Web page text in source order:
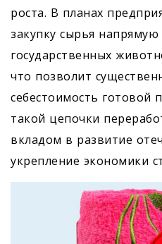
роста. В планах
закупку сырья напрямую
государственных
что позволит
себестоимость готовой
такой цепочки
вкладом в развитие
укрепление экономики